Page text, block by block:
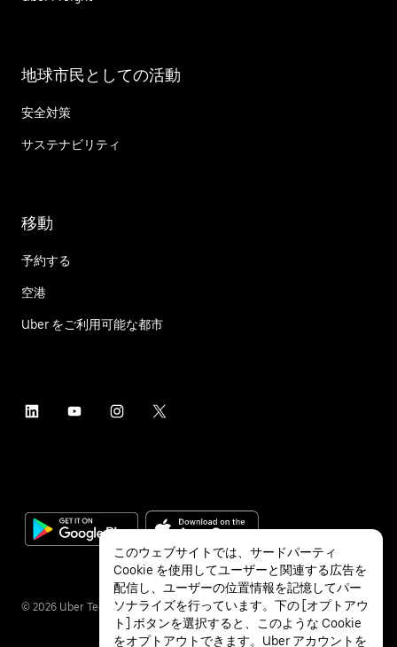
地球市民としての活動
安全対策
サステナビリティ
移動
予約する
空港
Uber をご利用可能な都市
© 2026 Uber Technologies Inc.
このウェブサイトでは、サードパーティ
Cookie を使用してユーザーと関連する広告を
配信し、ユーザーの位置情報を記憶してパー
ソナライズを行っています。下の [オプトアウ
ト] ボタンを選択すると、このような Cookie
をオプトアウトできます。Uber アカウントを